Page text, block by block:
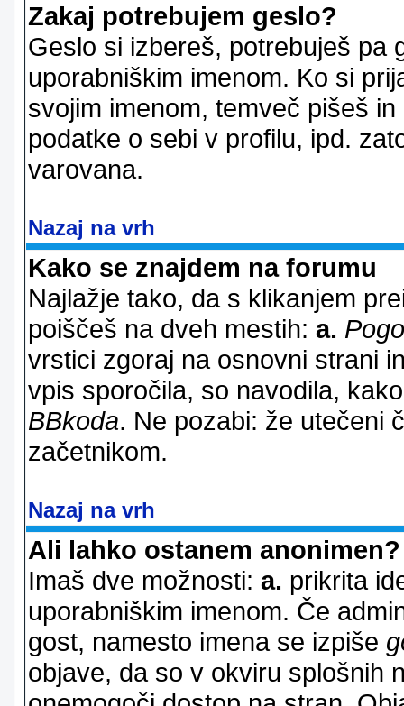
Zakaj potrebujem geslo?
Geslo si izbereš, potrebuješ pa
uporabniškim imenom. Ko si
svojim imenom, temveč pišeš
podatke o sebi v profilu, ipd.
varovana.
Nazaj na vrh
Kako se znajdem na forumu
Najlažje tako, da s klikanjem
poiščeš na dveh mestih: a.
vrstici zgoraj na osnovni strani
vpis sporočila, so navodila,
BBkoda. Ne pozabi: že utečeni
začetnikom.
Nazaj na vrh
Ali lahko ostanem anonimen?
Imaš dve možnosti: a. prikrita
uporabniškim imenom. Če
gost, namesto imena se izpiše
objave, da so v okviru splošnih